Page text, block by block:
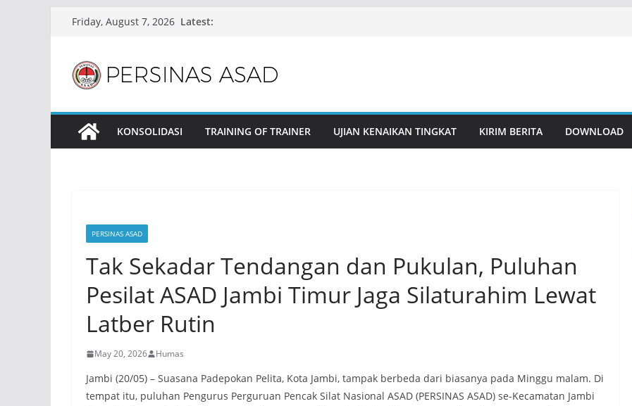
Friday, August 7, 2026 Latest:
KONSOLIDASI TRAINING OF TRAINER UJIAN KENAIKAN TINGKAT KIRIM BERITA DOWNLOAD
PERSINAS ASAD
Tak Sekadar Tendangan dan Pukulan, Puluhan
Pesilat ASAD Jambi Timur Jaga Silaturahim Lewat
Latber Rutin
May 20, 2026 Humas
Jambi (20/05) – Suasana Padepokan Pelita, Kota Jambi, tampak berbeda dari biasanya pada Minggu malam. Di
tempat itu, puluhan Pengurus Perguruan Pencak Silat Nasional ASAD (PERSINAS ASAD) se-Kecamatan Jambi